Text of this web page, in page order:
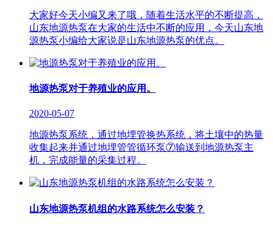
大家好今天小编又来了哦，随着生活水平的不断提高，
山东地源热泵在大家的生活中不断的应用，今天山东地
源热泵小编给大家说是山东地源热泵的优点。
地源热泵对于养殖业的应用。
2020-05-07
地源热泵系统，通过地埋管换热系统，将土壤中的热量
收集起来并通过地埋管管循环泵⑦输送到地源热泵主
机，完成能量的采集过程。
山东地源热泵机组的水路系统怎么安装？